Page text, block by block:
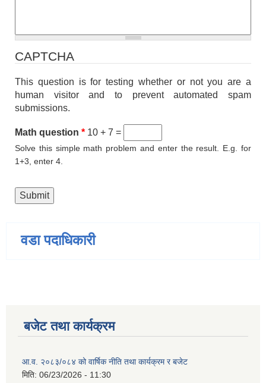
CAPTCHA
This question is for testing whether or not you are a
human visitor and to prevent automated spam
submissions.
Math question * 10 + 7 =
Solve this simple math problem and enter the result. E.g. for
1+3, enter 4.
वडा पदाधिकारी
बजेट तथा कार्यक्रम
आ.व. २०८३/०८४ को वार्षिक नीति तथा कार्यक्रम र बजेट
मिति: 06/23/2026 - 11:30